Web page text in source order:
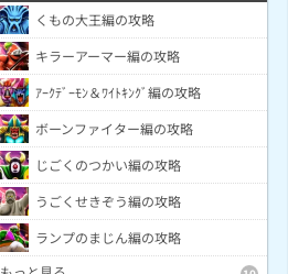
くもの大王編の攻略
キラーアーマー編の攻略
ｱｰｸﾃﾞｰﾓﾝ＆ﾜｲﾄｷﾝｸﾞ編の攻略
ボーンファイター編の攻略
じごくのつかい編の攻略
うごくせきぞう編の攻略
ランプのまじん編の攻略